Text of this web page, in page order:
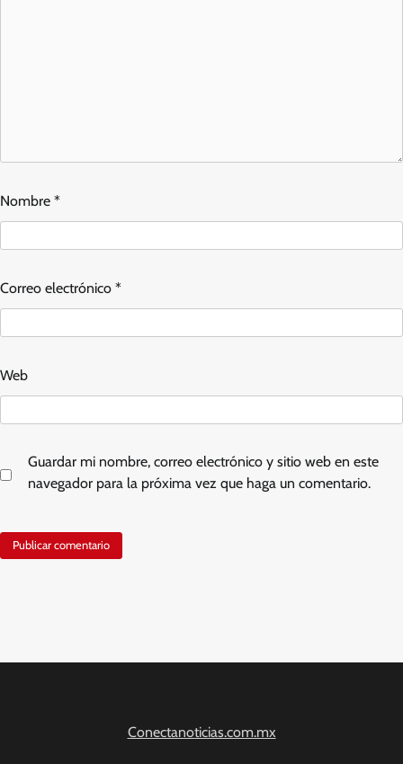
Nombre *
Correo electrónico *
Web
Guardar mi nombre, correo electrónico y sitio web en este
navegador para la próxima vez que haga un comentario.
Conectanoticias.com.mx